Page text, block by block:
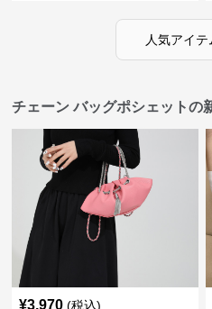
人気アイ
チェーン バッグポシェットの
¥3,970 (税込)